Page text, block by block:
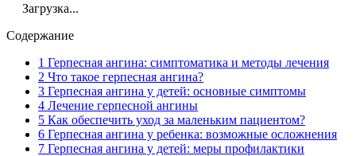
Загрузка...
Содержание
1 Герпесная ангина: симптоматика и методы лечения
2 Что такое герпесная ангина?
3 Герпесная ангина у детей: основные симптомы
4 Лечение герпесной ангины
5 Как обеспечить уход за маленьким пациентом?
6 Герпесная ангина у ребенка: возможные осложнения
7 Герпесная ангина у детей: меры профилактики